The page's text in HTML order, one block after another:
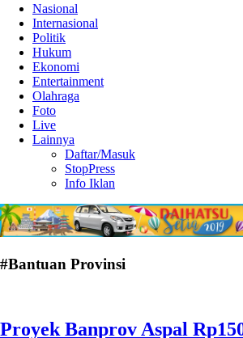
Nasional
Internasional
Politik
Hukum
Ekonomi
Entertainment
Olahraga
Foto
Live
Lainnya
Daftar/Masuk
StopPress
Info Iklan
#Bantuan Provinsi
Proyek Banprov Aspal